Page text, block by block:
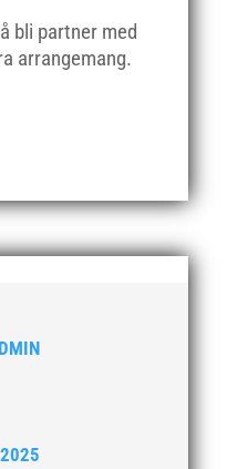
bli partner med
arrangemang.